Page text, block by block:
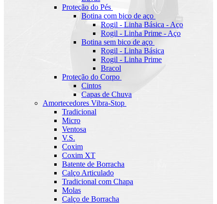
Proteção do Pés
Botina com bico de aço
Rogil - Linha Básica - Aço
Rogil - Linha Prime - Aço
Botina sem bico de aço
Rogil - Linha Básica
Rogil - Linha Prime
Bracol
Proteção do Corpo
Cintos
Capas de Chuva
Amortecedores Vibra-Stop
Tradicional
Micro
Ventosa
V.S.
Coxim
Coxim XT
Batente de Borracha
Calço Articulado
Tradicional com Chapa
Molas
Calço de Borracha